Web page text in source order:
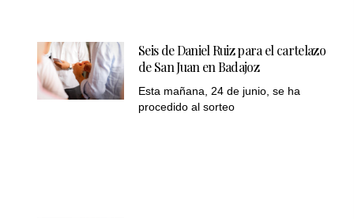
Seis de Daniel Ruiz para el cartelazo
de San Juan en Badajoz
Esta mañana, 24 de junio, se ha
procedido al sorteo